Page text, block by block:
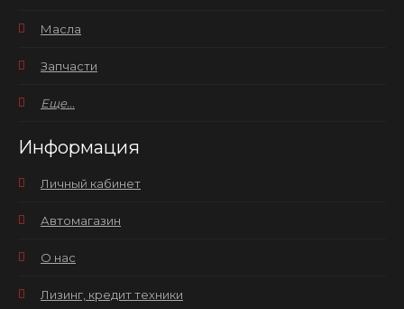
Масла
Запчасти
Еще...
Информация
Личный кабинет
Автомагазин
О нас
Лизинг, кредит техники